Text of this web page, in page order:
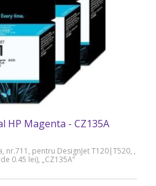
HP Magenta - CZ135A
nr.711, pentru DesignJet T120|T520, ,
0.45 lei), „CZ135A”